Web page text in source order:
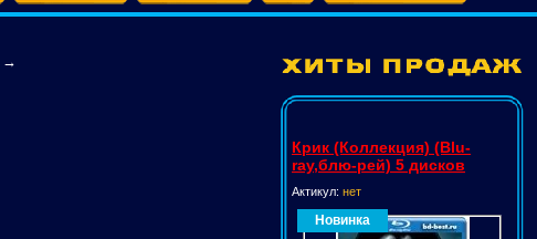
→
Крик (Коллекция) (Blu-
ray,блю-рей) 5 дисков
Актикул: нет
Новинка